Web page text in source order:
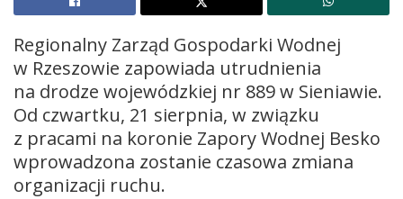
Regionalny Zarząd Gospodarki Wodnej
w Rzeszowie zapowiada utrudnienia
na drodze wojewódzkiej nr 889 w Sieniawie.
Od czwartku, 21 sierpnia, w związku
z pracami na koronie Zapory Wodnej Besko
wprowadzona zostanie czasowa zmiana
organizacji ruchu.